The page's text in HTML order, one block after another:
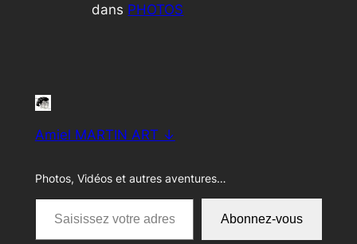
dans PHOTOS
Amiel MARTIN ART ↓
Photos, Vidéos et autres aventures…
Saisissez votre adresse e-mail…
Abonnez-vous